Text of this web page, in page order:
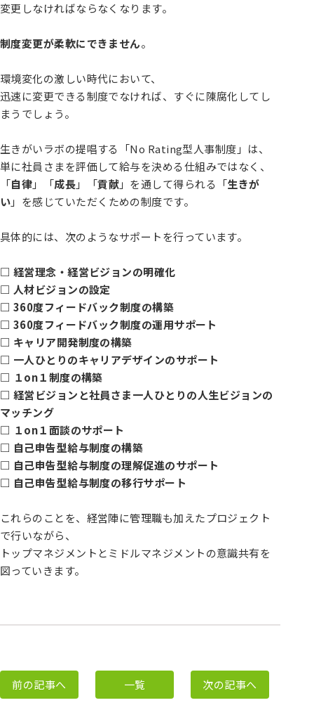
変更しなければならなくなります。
制度変更が柔軟にできません。
環境変化の激しい時代において、
迅速に変更できる制度でなければ、すぐに陳腐化してし
まうでしょう。
生きがいラボの提唱する「No Rating型人事制度」は、
単に社員さまを評価して給与を決める仕組みではなく、
「自律」「成長」「貢献」を通して得られる「生きが
い」を感じていただくための制度です。
具体的には、次のようなサポートを行っています。
□ 経営理念・経営ビジョンの明確化
□ 人材ビジョンの設定
□ 360度フィードバック制度の構築
□ 360度フィードバック制度の運用サポート
□ キャリア開発制度の構築
□ 一人ひとりのキャリアデザインのサポート
□ １on１制度の構築
□ 経営ビジョンと社員さま一人ひとりの人生ビジョンの
マッチング
□ １on１面談のサポート
□ 自己申告型給与制度の構築
□ 自己申告型給与制度の理解促進のサポート
□ 自己申告型給与制度の移行サポート
これらのことを、経営陣に管理職も加えたプロジェクト
で行いながら、
トップマネジメントとミドルマネジメントの意識共有を
図っていきます。
前の記事へ 一覧 次の記事へ